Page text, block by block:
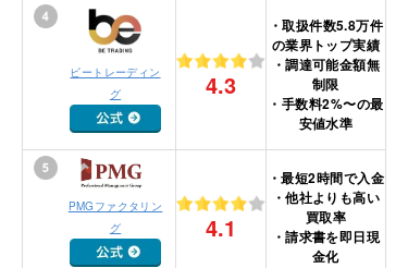
ビートレーディン
グ
4.3
・取扱件数5.8万件
の業界トップ実績
・調達可能金額無
制限
・手数料2%〜の最
安値水準
PMGファクタリン
グ
4.1
・最短2時間で入金
・他社よりも高い
買取率
・請求書を即日現
金化